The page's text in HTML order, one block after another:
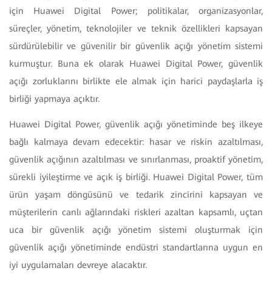
için Huawei Digital Power; politikalar, organizasyonlar,
süreçler, yönetim, teknolojiler ve teknik özellikleri kapsayan
sürdürülebilir ve güvenilir bir güvenlik açığı yönetim sistemi
kurmuştur. Buna ek olarak Huawei Digital Power, güvenlik
açığı zorluklarını birlikte ele almak için harici paydaşlarla iş
birliği yapmaya açıktır.
Huawei Digital Power, güvenlik açığı yönetiminde beş ilkeye
bağlı kalmaya devam edecektir: hasar ve riskin azaltılması,
güvenlik açığının azaltılması ve sınırlanması, proaktif yönetim,
sürekli iyileştirme ve açık iş birliği. Huawei Digital Power, tüm
ürün yaşam döngüsünü ve tedarik zincirini kapsayan ve
müşterilerin canlı ağlarındaki riskleri azaltan kapsamlı, uçtan
uca bir güvenlik açığı yönetim sistemi oluşturmak için
güvenlik açığı yönetiminde endüstri standartlarına uygun en
iyi uygulamaları devreye alacaktır.